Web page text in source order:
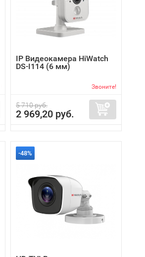
IP Видеокамера HiWatch
DS-I114 (6 мм)
Звоните!
5 710 руб.
2 969,20 руб.
-48%